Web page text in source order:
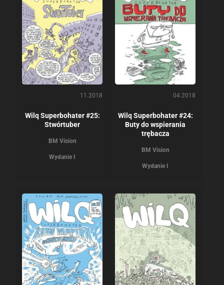
11.2018
Wilq Superbohater #25:
Stwórtuber
BM Vision
Wydanie I
04.2018
Wilq Superbohater #24:
Buty do wspierania
trębacza
BM Vision
Wydanie I